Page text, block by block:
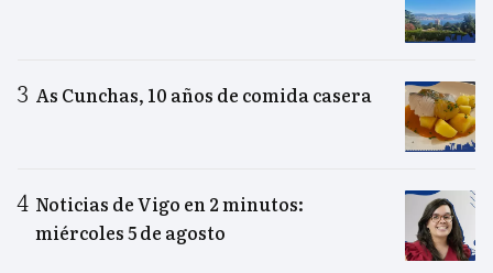
As Cunchas, 10 años de comida casera
Noticias de Vigo en 2 minutos:
miércoles 5 de agosto